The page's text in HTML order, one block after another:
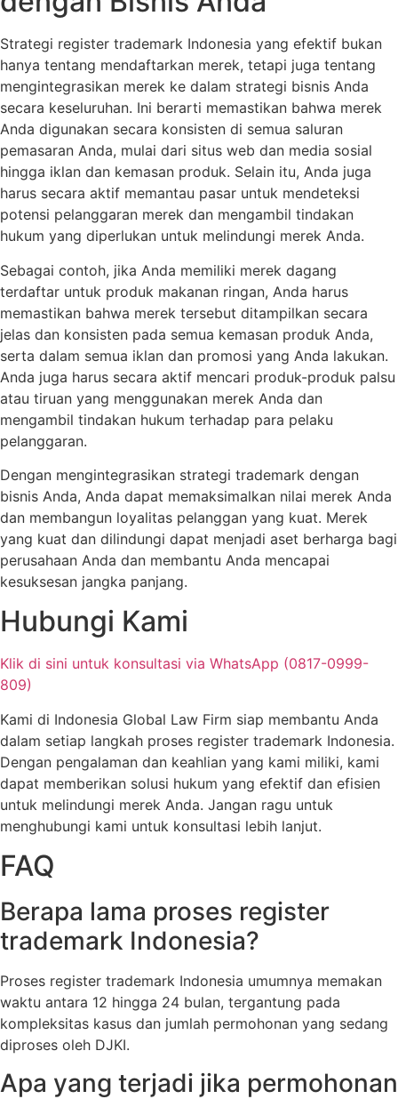
Strategi register trademark Indonesia yang efektif bukan
hanya tentang mendaftarkan merek, tetapi juga tentang
mengintegrasikan merek ke dalam strategi bisnis Anda
secara keseluruhan. Ini berarti memastikan bahwa merek
Anda digunakan secara konsisten di semua saluran
pemasaran Anda, mulai dari situs web dan media sosial
hingga iklan dan kemasan produk. Selain itu, Anda juga
harus secara aktif memantau pasar untuk mendeteksi
potensi pelanggaran merek dan mengambil tindakan
hukum yang diperlukan untuk melindungi merek Anda.
Sebagai contoh, jika Anda memiliki merek dagang
terdaftar untuk produk makanan ringan, Anda harus
memastikan bahwa merek tersebut ditampilkan secara
jelas dan konsisten pada semua kemasan produk Anda,
serta dalam semua iklan dan promosi yang Anda lakukan.
Anda juga harus secara aktif mencari produk-produk palsu
atau tiruan yang menggunakan merek Anda dan
mengambil tindakan hukum terhadap para pelaku
pelanggaran.
Dengan mengintegrasikan strategi trademark dengan
bisnis Anda, Anda dapat memaksimalkan nilai merek Anda
dan membangun loyalitas pelanggan yang kuat. Merek
yang kuat dan dilindungi dapat menjadi aset berharga bagi
perusahaan Anda dan membantu Anda mencapai
kesuksesan jangka panjang.
Hubungi Kami
Klik di sini untuk konsultasi via WhatsApp (0817-0999-
809)
Kami di Indonesia Global Law Firm siap membantu Anda
dalam setiap langkah proses register trademark Indonesia.
Dengan pengalaman dan keahlian yang kami miliki, kami
dapat memberikan solusi hukum yang efektif dan efisien
untuk melindungi merek Anda. Jangan ragu untuk
menghubungi kami untuk konsultasi lebih lanjut.
FAQ
Berapa lama proses register
trademark Indonesia?
Proses register trademark Indonesia umumnya memakan
waktu antara 12 hingga 24 bulan, tergantung pada
kompleksitas kasus dan jumlah permohonan yang sedang
diproses oleh DJKI.
Apa yang terjadi jika permohonan